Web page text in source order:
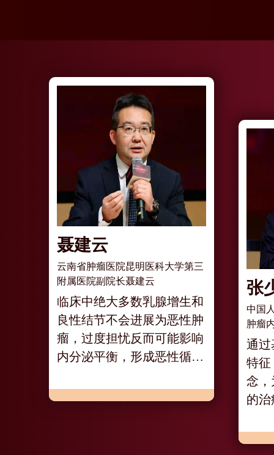
聂建云
云南省肿瘤医院昆明医科大学第三
附属医院副院长聂建云
临床中绝大多数乳腺增生和
良性结节不会进展为恶性肿
瘤，过度担忧反而可能影响
内分泌平衡，形成恶性循
张
中国
肿瘤
通过
特征
念，
的治
性、